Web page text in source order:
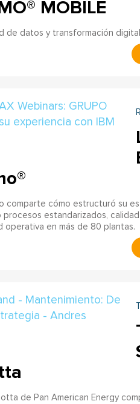
MOBILE
de datos y transformación
comparte cómo estructuró su
procesos estandarizados,
operativa en más de 80 plantas.
de Pan American Energy